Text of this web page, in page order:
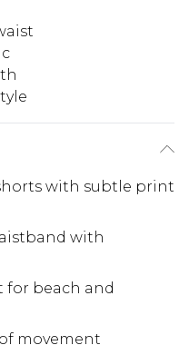
with subtle print
with
for beach and
movement